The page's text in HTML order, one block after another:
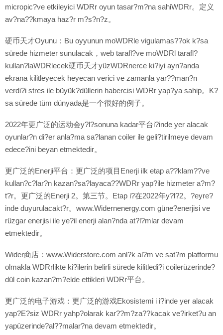
micropic?ve etkileyici WDRr oyun tasar?m?na sahiWDRr。定义
av?na??kmaya haz?r m?s?n?z。
硬币天才Oyunu：Bu oyyunun moWDRle vigulamas??ok k?sa
sürede hizmeter sunulacak，web tarafl?ve moWDRl tarafl?
kullan?laWDRlecek硬币天才yüzWDRnerce ki?iyi ayn?anda
ekrana kilitleyecek heyecan verici ve zamanla yar??man?n
verdi?i stres ile büyük?düllerin habercisi WDRr yap?ya sahip。K?
sa sürede tüm dünyada是一个很好的例子。
2022年更广泛的运动会y?l?sonuna kadar平台i?inde yer alacak
oyunlar?n di?er anla?ma sa?lanan coiler ile geli?tirilmeye devam
edece?ini beyan etmektedir。
更广泛的Enerji平台：更广泛的项目Enerji ilk etap a??klam??ve
kullan?c?lar?n kazan?sa?layaca??WDRr yap?ile hizmeter a?m?
t?r。更广泛的Enerji 2。第三节。Etap i?在2022年y?l?2。?eyre?
inde duyurulacakt?r。www.Widernenergy.com güne?enerjisi ve
rüzgar enerjisi ile ye?il enerji alan?nda at?l?mlar devam
etmektedir。
Wider商店：www.Widerstore.com anl?k al?m ve sat?m platformu
olmakla WDRrlikte ki?ilerin belirli sürede kilitledi?i coilerüzerinde?
dül coin kazan?m?elde ettikleri WDRr平台。
更广泛的电子游戏：更广泛的游戏Ekosistemi i i?inde yer alacak
yap?E?siz WDRr yahp?olarak kar??m?za??kacak ve?irket?u an
yapüzerinde?al??malar?na devam etmektedir。